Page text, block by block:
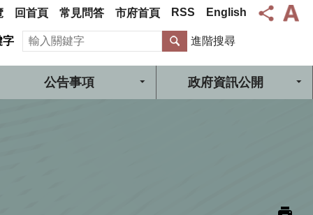
回首頁 常見問答 市府首頁 RSS English
公告事項 政府資訊公開
字 搜尋 進階搜尋